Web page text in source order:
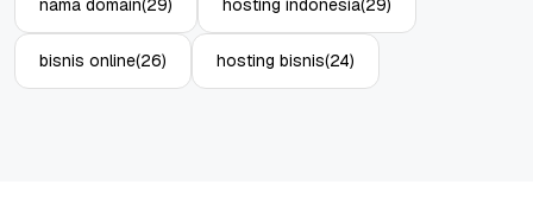
nama domain(29) hosting indonesia(29)
bisnis online(26) hosting bisnis(24)